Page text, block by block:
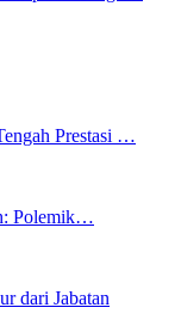
Prestasi …
Polemik…
dari Jabatan